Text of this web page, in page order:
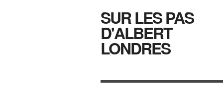
SUR LES PAS
D'ALBERT
LONDRES